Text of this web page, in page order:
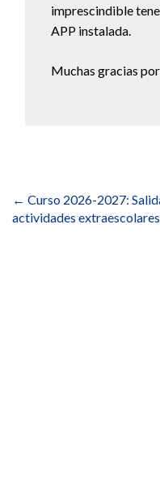
imprescindible
APP instalada.
Muchas gracias
de
entradas
← Curso 2026-2027:
actividades extraescolares